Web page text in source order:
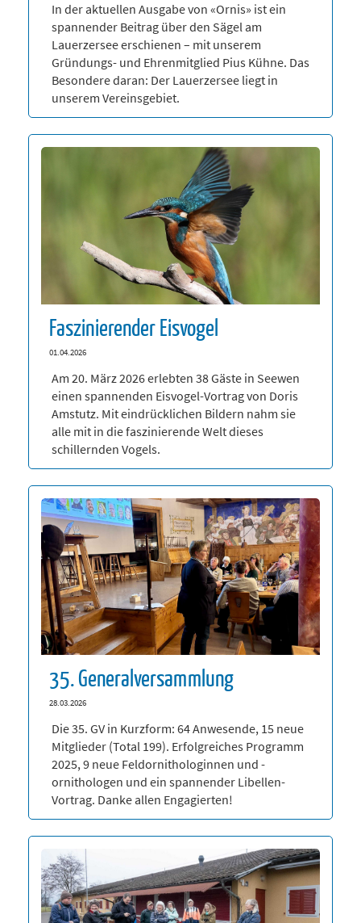
In der aktuellen Ausgabe von «Ornis» ist ein
spannender Beitrag über den Sägel am
Lauerzersee erschienen – mit unserem
Gründungs- und Ehrenmitglied Pius Kühne. Das
Besondere daran: Der Lauerzersee liegt in
unserem Vereinsgebiet.
Faszinierender Eisvogel
01.04.2026
Am 20. März 2026 erlebten 38 Gäste in Seewen
einen spannenden Eisvogel-Vortrag von Doris
Amstutz. Mit eindrücklichen Bildern nahm sie
alle mit in die faszinierende Welt dieses
schillernden Vogels.
35. Generalversammlung
28.03.2026
Die 35. GV in Kurzform: 64 Anwesende, 15 neue
Mitglieder (Total 199). Erfolgreiches Programm
2025, 9 neue Feldornithologinnen und -
ornithologen und ein spannender Libellen-
Vortrag. Danke allen Engagierten!